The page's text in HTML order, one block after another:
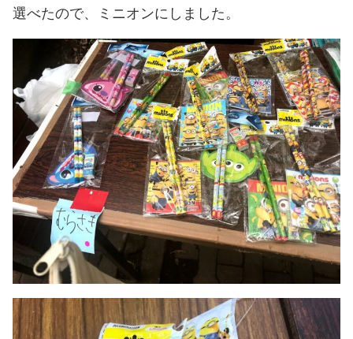
選べたので、ミニオンにしました。